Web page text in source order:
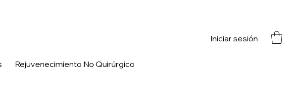
Rejuvenecimiento No Quirúrgico
Iniciar sesión